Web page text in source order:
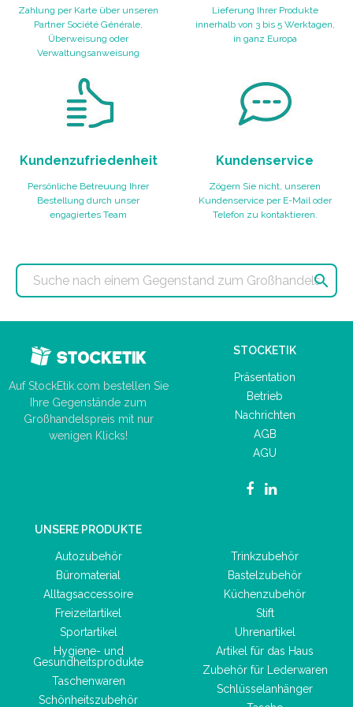
Zahlung per Karte über unseren
Partner Société Générale,
Überweisung oder
Verwaltungsanweisung
Lieferung Ihrer Produkte
innerhalb von 3 bis 5 Werktagen,
in ganz Europa
Kundenzufriedenheit
Persönliche Betreuung Ihrer
Bestellung durch unser
engagiertes Team
Kundenservice
Zögern Sie nicht, unseren
Kundenservice per E-Mail oder
Telefon zu kontaktieren.

Auf StockEtik.com bestellen Sie
Ihre Gegenstände zum
Großhandelspreis mit nur
wenigen Klicks!
STOCKETIK
Präsentation
Betrieb
Nachrichten
AGB
AGU
UNSERE PRODUKTE
Autozubehör
Büromaterial
Alltagsaccessoire
Freizeitartikel
Sportartikel
Hygiene- und
Gesundheitsprodukte
Taschenwaren
Schönheitszubehör
Trinkzubehör
Bastelzubehör
Küchenzubehör
Stift
Uhrenartikel
Artikel für das Haus
Zubehör für Lederwaren
Schlüsselanhänger